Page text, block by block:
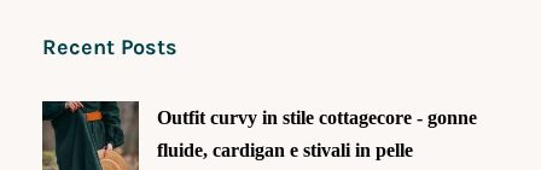
Recent Posts
Outfit curvy in stile cottagecore - gonne
fluide, cardigan e stivali in pelle